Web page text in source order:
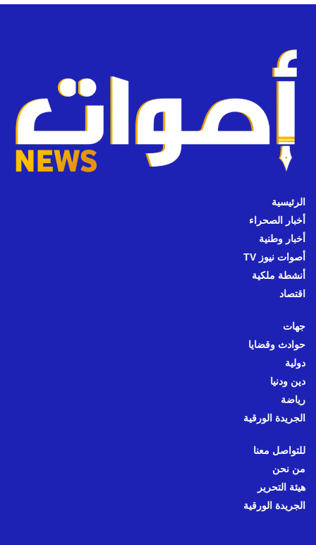
الرئيسية
أخبار الصحراء
أخبار وطنية
أصوات نيوز TV
أنشطة ملكية
اقتصاد
جهات
حوادث وقضايا
دولية
دين ودنيا
رياضة
الجريدة الورقية
للتواصل معنا
من نحن
هيئة التحرير
الجريدة الورقية